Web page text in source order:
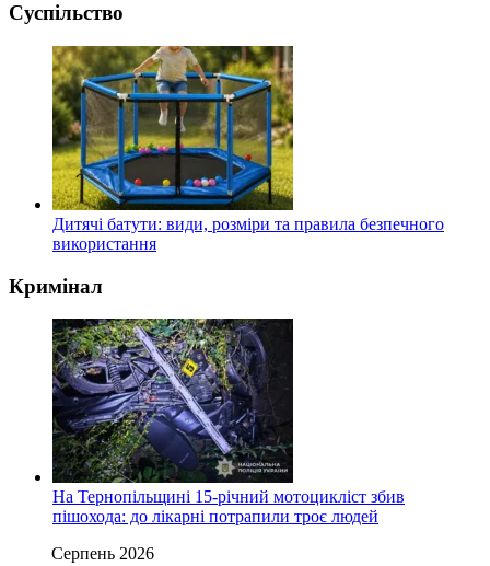
Суспільство
Дитячі батути: види, розміри та правила безпечного
використання
Кримінал
На Тернопільщині 15-річний мотоцикліст збив
пішохода: до лікарні потрапили троє людей
Серпень 2026